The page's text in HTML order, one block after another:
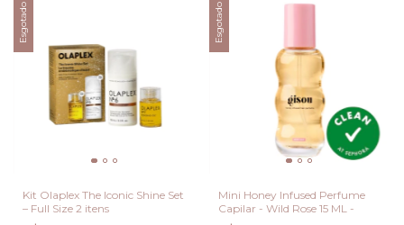
Esgotado
Kit Olaplex The Iconic Shine Set
– Full Size 2 itens
Esgotado
Mini Honey Infused Perfume
Capilar - Wild Rose 15 ML -